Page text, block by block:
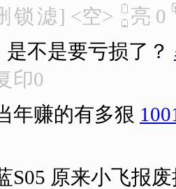
锁 滤] <空> 亮 0
不是要亏损了？
印0
年赚的有多狠
S05 原来小飞报